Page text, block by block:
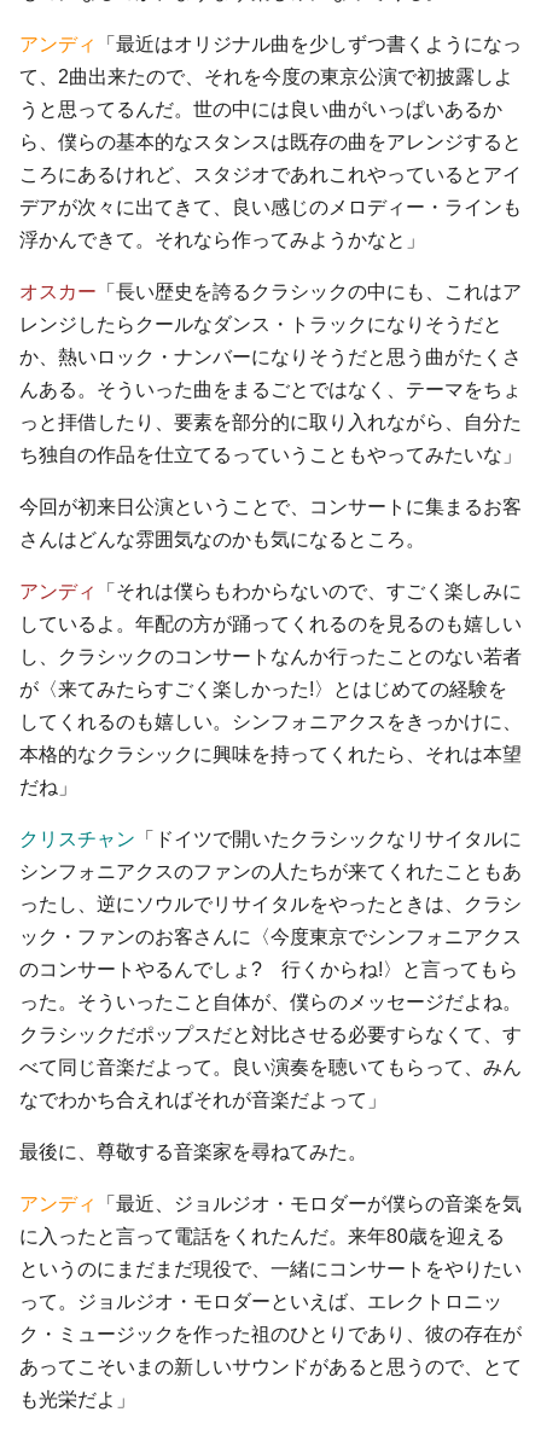
アンディ
「最近はオリジナル曲を少しずつ書くようになっ
て、2曲出来たので、それを今度の東京公演で初披露しよ
うと思ってるんだ。世の中には良い曲がいっぱいあるか
ら、僕らの基本的なスタンスは既存の曲をアレンジすると
ころにあるけれど、スタジオであれこれやっているとアイ
デアが次々に出てきて、良い感じのメロディー・ラインも
浮かんできて。それなら作ってみようかなと」
オスカー 「長い歴史を誇るクラシックの中にも、これはア
レンジしたらクールなダンス・トラックになりそうだと
か、熱いロック・ナンバーになりそうだと思う曲がたくさ
んある。そういった曲をまるごとではなく、テーマをちょ
っと拝借したり、要素を部分的に取り入れながら、自分た
ち独自の作品を仕立てるっていうこともやってみたいな」
今回が初来日公演ということで、コンサートに集まるお客
さんはどんな雰囲気なのかも気になるところ。
アンディ
「それは僕らもわからないので、すごく楽しみに
しているよ。年配の方が踊ってくれるのを見るのも嬉しい
し、クラシックのコンサートなんか行ったことのない若者
が〈来てみたらすごく楽しかった!〉とはじめての経験を
してくれるのも嬉しい。シンフォニアクスをきっかけに、
本格的なクラシックに興味を持ってくれたら、それは本望
だね」
クリスチャン 「ドイツで開いたクラシックなリサイタルに
シンフォニアクスのファンの人たちが来てくれたこともあ
ったし、逆にソウルでリサイタルをやったときは、クラシ
ック・ファンのお客さんに〈今度東京でシンフォニアクス
のコンサートやるんでしょ? 行くからね!〉と言ってもら
った。そういったこと自体が、僕らのメッセージだよね。
クラシックだポップスだと対比させる必要すらなくて、す
べて同じ音楽だよって。良い演奏を聴いてもらって、みん
なでわかち合えればそれが音楽だよって」
最後に、尊敬する音楽家を尋ねてみた。
アンディ
「最近、ジョルジオ・モロダーが僕らの音楽を気
に入ったと言って電話をくれたんだ。来年80歳を迎える
というのにまだまだ現役で、一緒にコンサートをやりたい
って。ジョルジオ・モロダーといえば、エレクトロニッ
ク・ミュージックを作った祖のひとりであり、彼の存在が
あってこそいまの新しいサウンドがあると思うので、とて
も光栄だよ」